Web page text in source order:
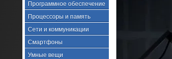
Программное обеспечение
Процессоры и память
Сети и коммуникации
Смартфоны
Умные вещи